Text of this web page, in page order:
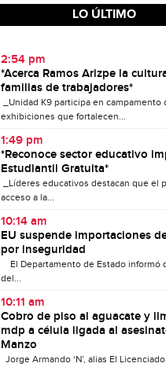
LO ÚLTIMO
2:54 pm
*Acerca Ramos Arizpe la
familias de trabajadores*
_Unidad K9 participa en campamento
exhibiciones que fortalecen...
1:49 pm
*Reconoce sector educativo
Estudiantil Gratuita*
_Líderes educativos destacan que el
acceso a la...
10:14 am
EU suspende importaciones
por inseguridad
El Departamento de Estado informó
del...
10:11 am
Cobro de piso al aguacate y
mdp a célula ligada al
Manzo
Jorge Armando ‘N’, alias El